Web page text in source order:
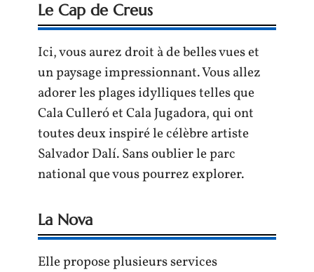
Le Cap de Creus
Ici, vous aurez droit à de belles vues et
un paysage impressionnant. Vous allez
adorer les plages idylliques telles que
Cala Culleró et Cala Jugadora, qui ont
toutes deux inspiré le célèbre artiste
Salvador Dalí. Sans oublier le parc
national que vous pourrez explorer.
La Nova
Elle propose plusieurs services